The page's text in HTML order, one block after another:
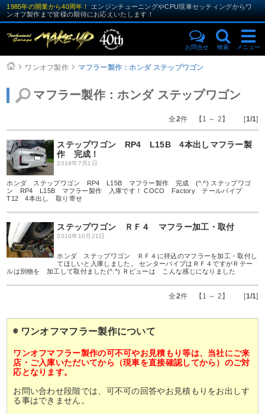
1985年の開業から40周年！
エンジンチューニングやCPU現車セッティングからワ
ンオフ製作まで皆様の期待にお応えいたします！
お問合せ 検索 メニュー
ワンオフ製作 マフラー製作：ホンダ ステップワゴン
マフラー製作：ホンダ ステップワゴン
全2件 【1 ～ 2】 [1/1]
ステップワゴン RP4 L15B 4本出しマフラー製
作 完成！
2019年7月1日
ホンダ ステップワゴン RP4 L15B マフラー製作 完成 (^.^) ステップワゴ
ン RP4 L15B マフラー製作 入庫です！ COCO Factory テールパイプ
T12 4本出し 取り寄せ
ステップワゴン ＲＦ４ マフラー加工・取付
2010年10月21日
ホンダ ステップワゴン ＲＦ４に持込のマフラーを加工・取付し
てほしいと入庫しました。 センターパイプはＲＦ４ですがＲテー
ルは別物を 加工して取付ました(^.^) Ｒビューは こんな感じになりました
全2件 【1 ～ 2】 [1/1]
◉ ワンオフマフラー製作について
ワンオフマフラー製作の可不可やお見積もり等は、当社にご来
店・ご入庫いただいてから（現車を直接確認してから）のご対
応となります。
お問い合わせ段階では、可不可の回答やお見積もりをお出しす
る事はできません。